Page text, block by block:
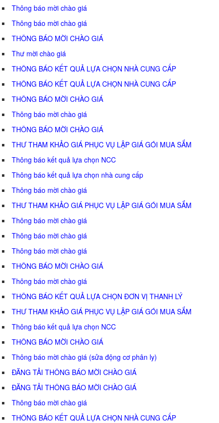
Thông báo mời chào giá
Thông báo mời chào giá
THÔNG BÁO MỜI CHÀO GIÁ
Thư mời chào giá
THÔNG BÁO KẾT QUẢ LỰA CHỌN NHÀ CUNG CẤP
THÔNG BÁO KẾT QUẢ LỰA CHỌN NHÀ CUNG CẤP
THÔNG BÁO MỜI CHÀO GIÁ
Thông báo mời chào giá
THÔNG BÁO MỜI CHÀO GIÁ
THƯ THAM KHẢO GIÁ PHỤC VỤ LẬP GIÁ GÓI MUA SẮM
Thông báo kết quả lựa chọn NCC
Thông báo kết quả lựa chọn nhà cung cấp
Thông báo mời chào giá
THƯ THAM KHẢO GIÁ PHỤC VỤ LẬP GIÁ GÓI MUA SẮM
Thông báo mời chào giá
Thông báo mời chào giá
Thông báo mời chào giá
THÔNG BÁO MỜI CHÀO GIÁ
Thông báo mời chào giá
THÔNG BÁO KẾT QUẢ LỰA CHỌN ĐƠN VỊ THANH LÝ
THƯ THAM KHẢO GIÁ PHỤC VỤ LẬP GIÁ GÓI MUA SẮM
Thông báo kết quả lựa chọn NCC
THÔNG BÁO MỜI CHÀO GIÁ
Thông báo mời chào giá (sửa động cơ phân ly)
ĐĂNG TẢI THÔNG BÁO MỜI CHÀO GIÁ
ĐĂNG TẢI THÔNG BÁO MỜI CHÀO GIÁ
Thông báo mời chào giá
THÔNG BÁO KẾT QUẢ LỰA CHỌN NHÀ CUNG CẤP